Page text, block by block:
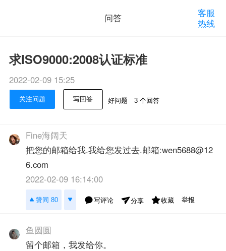
问答
客服
热线
求ISO9000:2008认证标准
2022-02-09 15:25
关注问题 写回答 好问题 3 个回答
Fine海阔天
把您的邮箱给我.我给您发过去.邮箱:wen5688@12
6.com
2022-02-09 16:14:00
赞同 80 写评论 分享 收藏 举报
鱼圆圆
留个邮箱，我发给你。